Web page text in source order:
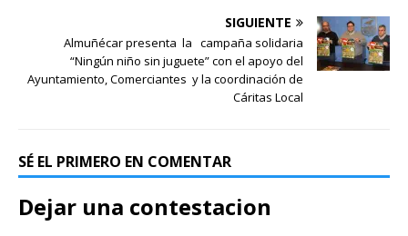
SIGUIENTE
Almuñécar presenta la campaña solidaria
“Ningún niño sin juguete” con el apoyo del
Ayuntamiento, Comerciantes y la coordinación de
Cáritas Local
SÉ EL PRIMERO EN COMENTAR
Dejar una contestacion